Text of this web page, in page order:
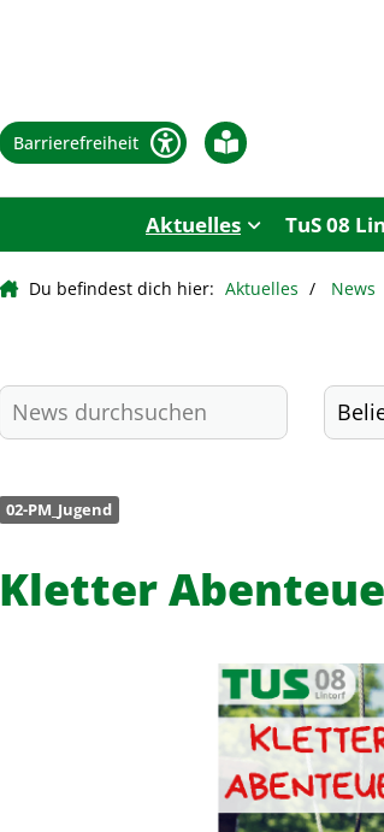
Barrierefreiheit
Aktuelles TuS 08
Du befindest dich hier: Aktuelles News
02-PM_Jugend
Kletter